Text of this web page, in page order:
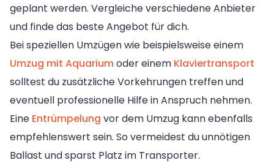
geplant werden. Vergleiche verschiedene Anbieter
und finde das beste Angebot für dich.
Bei speziellen Umzügen wie beispielsweise einem
Umzug mit Aquariumoder einem Klaviertransport
solltest du zusätzliche Vorkehrungen treffen und
eventuell professionelle Hilfe in Anspruch nehmen.
Eine Entrümpelung vor dem Umzug kann ebenfalls
empfehlenswert sein. So vermeidest du unnötigen
Ballast und sparst Platz im Transporter.